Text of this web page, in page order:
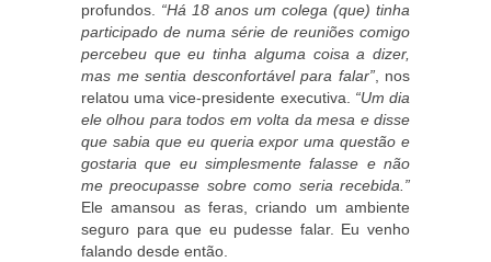
profundos. “Há 18 anos um colega (que) tinha
participado de numa série de reuniões comigo
percebeu que eu tinha alguma coisa a dizer,
mas me sentia desconfortável para falar”, nos
relatou uma vice-presidente executiva. “Um dia
ele olhou para todos em volta da mesa e disse
que sabia que eu queria expor uma questão e
gostaria que eu simplesmente falasse e não
me preocupasse sobre como seria recebida.”
Ele amansou as feras, criando um ambiente
seguro para que eu pudesse falar. Eu venho
falando desde então.